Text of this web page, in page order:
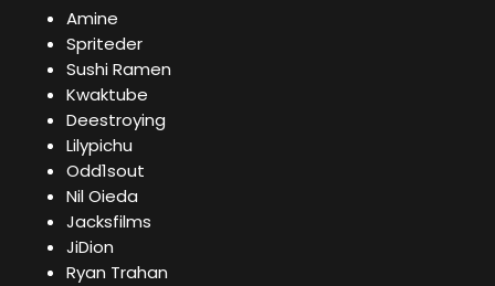
Amine
Spriteder
Sushi Ramen
Kwaktube
Deestroying
Lilypichu
Odd1sout
Nil Oieda
Jacksfilms
JiDion
Ryan Trahan